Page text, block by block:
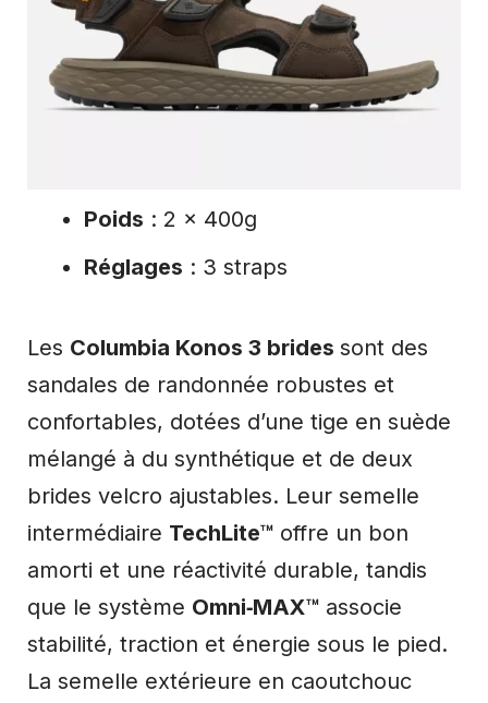
Poids : 2 x 400g
Réglages : 3 straps
Les Columbia Konos 3 brides sont des
sandales de randonnée robustes et
confortables, dotées d’une tige en suède
mélangé à du synthétique et de deux
brides velcro ajustables. Leur semelle
intermédiaire TechLite™ offre un bon
amorti et une réactivité durable, tandis
que le système Omni‑MAX™ associe
stabilité, traction et énergie sous le pied.
La semelle extérieure en caoutchouc